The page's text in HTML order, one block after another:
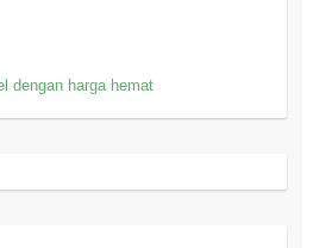
dengan harga hemat